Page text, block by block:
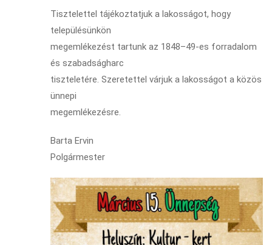
Tisztelettel tájékoztatjuk a lakosságot, hogy
településünkön
megemlékezést tartunk az 1848–49-es forradalom
és szabadságharc
tiszteletére. Szeretettel várjuk a lakosságot a közös
ünnepi
megemlékezésre.
Barta Ervin
Polgármester